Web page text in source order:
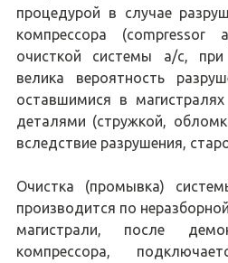
процедурой в случае
компрессора (compressor
очисткой системы a/c, при
велика вероятность
оставшимися в
деталями (стружкой,
вследствие разрушения,
Очистка (промывка)
производится по
магистрали, после
компрессора,